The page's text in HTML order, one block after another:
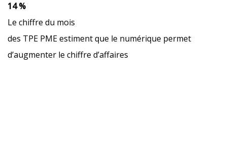
14 %
Le chiffre du mois
des TPE PME estiment que le numérique permet
d’augmenter le chiffre d’affaires